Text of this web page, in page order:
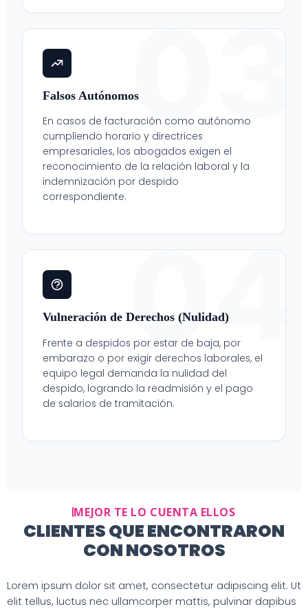
03
Falsos Autónomos
En casos de facturación como autónomo
cumpliendo horario y directrices
empresariales, los abogados exigen el
reconocimiento de la relación laboral y la
indemnización por despido
correspondiente.
04
Vulneración de Derechos (Nulidad)
Frente a despidos por estar de baja, por
embarazo o por exigir derechos laborales, el
equipo legal demanda la nulidad del
despido, logrando la readmisión y el pago
de salarios de tramitación.
MEJOR TE LO CUENTA ELLOS
CLIENTES QUE ENCONTRARON
CON NOSOTROS
Lorem ipsum dolor sit amet, consectetur adipiscing elit. Ut
elit tellus, luctus nec ullamcorper mattis, pulvinar dapibus